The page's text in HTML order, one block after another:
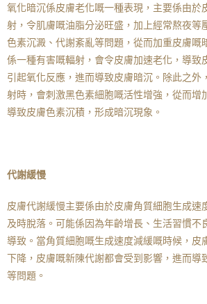
氧化暗沉係皮膚老化嘅一種表現，主要係由於
射，令肌膚嘅油脂分泌旺盛，加上經常熬夜等
色素沉澱、代謝紊亂等問題，從而加重皮膚嘅
係一種有害嘅輻射，會令皮膚加速老化，導致
引起氧化反應，進而導致皮膚暗沉。除此之外
射時，會刺激黑色素細胞嘅活性增強，從而增
導致皮膚色素沉積，形成暗沉現象。
代謝緩慢
皮膚代謝緩慢主要係由於皮膚角質細胞生成速
及時脫落。可能係因為年齡增長、生活習慣不
導致。當角質細胞嘅生成速度減緩嘅時候，皮
下降，皮膚嘅新陳代謝都會受到影響，進而導
等問題。